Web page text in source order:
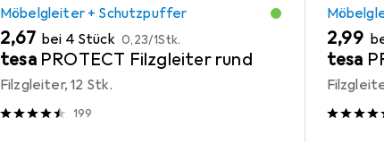
Möbelgleiter + Schutzpuffer
EUR
2,67 bei 4 Stück EUR
0,23/1Stk.
tesa PROTECT Filzgleiter rund
Filzgleiter, 12 Stk.
199
EUR
2,99
tesa